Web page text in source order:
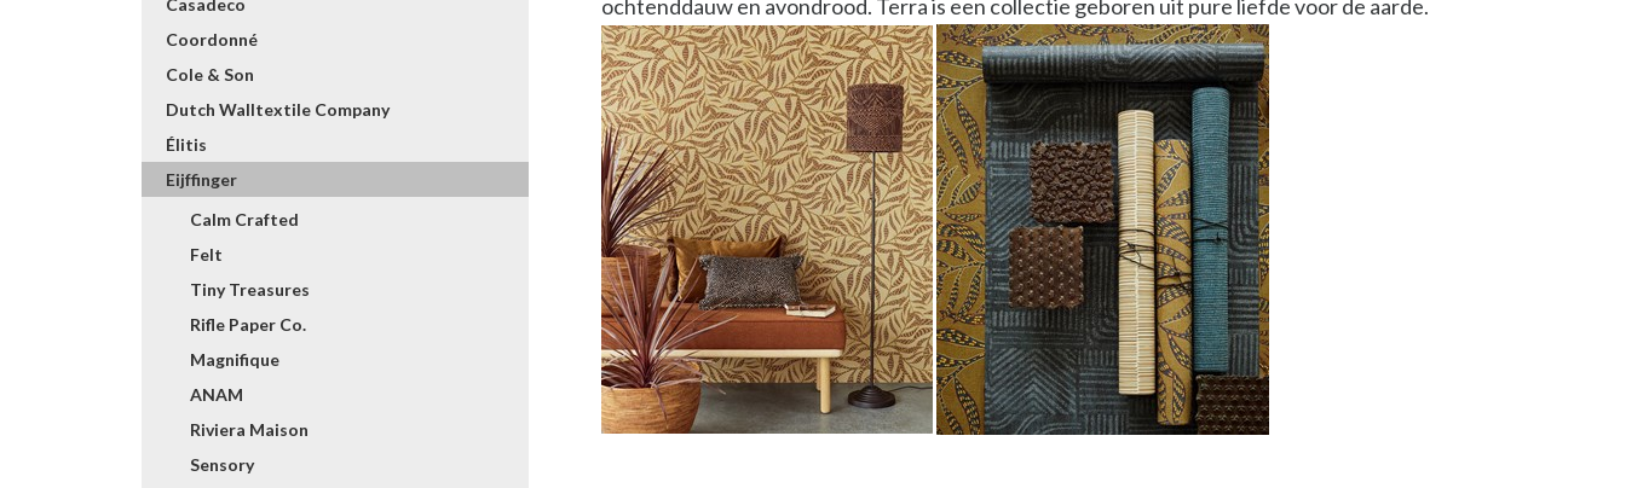
Casadeco
Coordonné
Cole & Son
Dutch Walltextile Company
Élitis
Eijffinger
Calm Crafted
Felt
Tiny Treasures
Rifle Paper Co.
Magnifique
ANAM
Riviera Maison
Sensory
ochtenddauw en avondrood. Terra is een collectie geboren uit pure liefde voor de aarde.